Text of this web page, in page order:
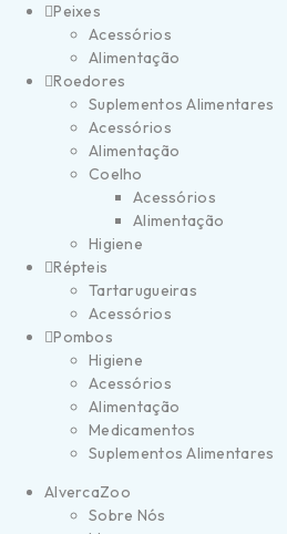
Peixes
Acessórios
Alimentação
Roedores
Suplementos Alimentares
Acessórios
Alimentação
Coelho
Acessórios
Alimentação
Higiene
Répteis
Tartarugueiras
Acessórios
Pombos
Higiene
Acessórios
Alimentação
Medicamentos
Suplementos Alimentares
AlvercaZoo
Sobre Nós